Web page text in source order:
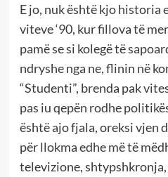
E jo, nuk është kjo historia
viteve ‘90, kur fillova të
pamë se si kolegë të
ndryshe nga ne, flinin në
“Studenti”, brenda pak
pas iu qepën rodhe
është ajo fjala, oreksi vjen
për llokma edhe më të
televizione,